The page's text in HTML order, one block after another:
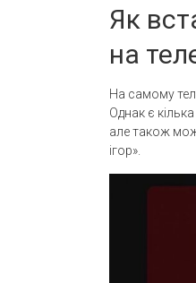
Як
на
На самому
Однак є
але також
ігор».